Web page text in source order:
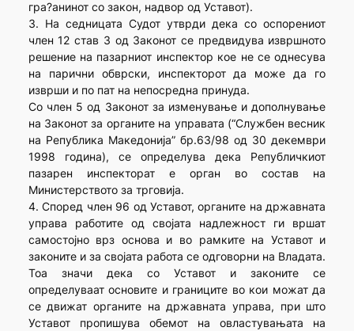
гра?анинот со закон, надвор од Уставот).
3. На седницата Судот утврди дека со оспорениот
член 12 став 3 од Законот се предвидува извршното
решение на пазарниот инспектор кое не се однесува
на парични обврски, инспекторот да може да го
изврши и по пат на непосредна принуда.
Со член 5 од Законот за изменување и дополнување
на Законот за органите на управата (“Службен весник
на Република Македонија” бр.63/98 од 30 декември
1998 година), се определува дека Републичкиот
пазарен инспекторат е орган во состав на
Министерството за трговија.
4. Според член 96 од Уставот, органите на државната
управа работите од својата надлежност ги вршат
самостојно врз основа и во рамките на Уставот и
законите и за својата работа се одговорни на Владата.
Тоа значи дека со Уставот и законите се
определуваат основите и границите во кои можат да
се движат органите на државната управа, при што
Уставот пропишува обемот на овластувањата на